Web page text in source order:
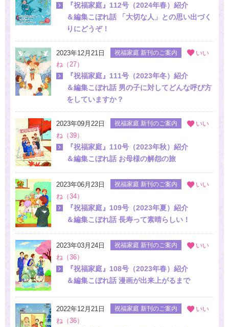
『祝福家庭』112号（2024年春）紹介
＆編集こぼれ話 「大切な人」との思い出づく
りにどうぞ！
2023年12月21日 祝福家庭 新刊のご案内
いい
ね（27）
『祝福家庭』111号（2023年冬）紹介
＆編集こぼれ話 男の子に対してどんな呼び方
をしていますか？
2023年09月22日 祝福家庭 新刊のご案内
いい
ね（39）
『祝福家庭』110号（2023年秋）紹介
＆編集こぼれ話 お母様の解怨の旅
2023年06月23日 祝福家庭 新刊のご案内
いい
ね（34）
『祝福家庭』109号（2023年夏）紹介
＆編集こぼれ話 長寿って素晴らしい！
2023年03月24日 祝福家庭 新刊のご案内
いい
ね（36）
『祝福家庭』108号（2023年春）紹介
＆編集こぼれ話 漫画が出来上がるまで
2022年12月21日 祝福家庭 新刊のご案内
いい
ね（36）